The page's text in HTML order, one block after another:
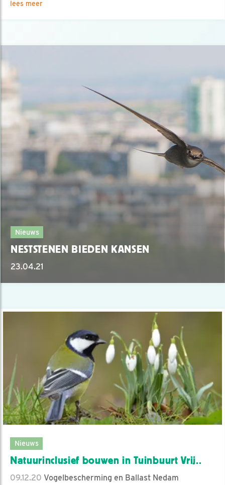
lees meer
Nieuws
NESTSTENEN BIEDEN KANSEN
23.04.21
Nieuws
Natuurinclusief bouwen in Tuinbuurt Vrij..
09.12.20 Vogelbescherming en Ballast Nedam